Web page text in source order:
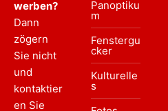
werben?
Dann
zögern
Sie nicht
und
kontaktier
en Sie
Panoptiku
m
Fenstergu
cker
Kulturelle
s